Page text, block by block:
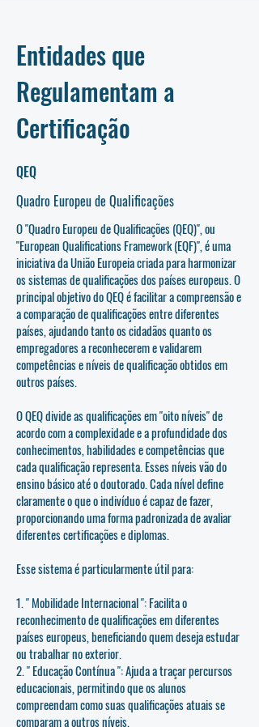
Entidades que
Regulamentam a
Certificação
QEQ
Quadro Europeu de Qualificações
O "Quadro Europeu de Qualificações (QEQ)", ou
"European Qualifications Framework (EQF)", é uma
iniciativa da União Europeia criada para harmonizar
os sistemas de qualificações dos países europeus. O
principal objetivo do QEQ é facilitar a compreensão e
a comparação de qualificações entre diferentes
países, ajudando tanto os cidadãos quanto os
empregadores a reconhecerem e validarem
competências e níveis de qualificação obtidos em
outros países.
O QEQ divide as qualificações em "oito níveis" de
acordo com a complexidade e a profundidade dos
conhecimentos, habilidades e competências que
cada qualificação representa. Esses níveis vão do
ensino básico até o doutorado. Cada nível define
claramente o que o indivíduo é capaz de fazer,
proporcionando uma forma padronizada de avaliar
diferentes certificações e diplomas.
Esse sistema é particularmente útil para:
1. " Mobilidade Internacional ": Facilita o
reconhecimento de qualificações em diferentes
países europeus, beneficiando quem deseja estudar
ou trabalhar no exterior.
2. " Educação Contínua ": Ajuda a traçar percursos
educacionais, permitindo que os alunos
compreendam como suas qualificações atuais se
comparam a outros níveis.